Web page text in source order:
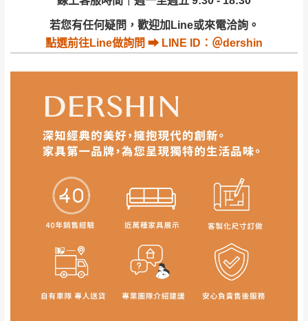
若您有任何疑問，歡迎加Line或來電洽詢。
點選前往Line做詢問 ⮕ LINE ID：＠dershin
｜周（一）配送部門固定公休無送貨｜
台北市、新北市地區固定每周(三)、(日)兩天收送貨
暫無配送地區：彰化、南投、雲林、嘉義、台南、高
雄、屏東、宜蘭、 花蓮、台東、金門、馬祖、澎湖地區
（可於LINE線上詢問 →@dershin）
加收說明
。
若收到不良品，請於到貨日起七日內通知本
公司客服人員，我們將為您更換新品，運費
皆由本站負責，所有退回及換貨之商品必須
是全新狀態且完整包裝，床墊、床包、枕頭
包裝、廠商紙及所有附隨文件或資料之完整
貨。
由於透過電腦螢幕選購商品，可能會因個人
電腦螢幕的設定色差或解析度等因素， 與實
際商品的顏色、質感稍有不同，如因此而需
退換貨，
需自付來回運費及人資成本，請您
訂購前詳加確認。(包含商品尺寸是否合適)。
訂購前請確認商品尺寸，大型物件因為人工
丈量，難免會有些許誤差值(約正負0.5CM)